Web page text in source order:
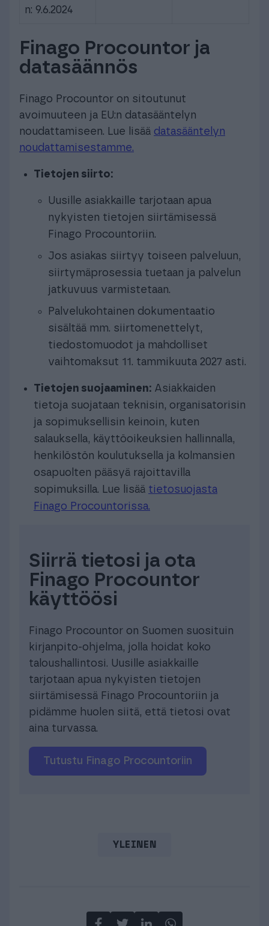
n: 9.6.2024
Finago Procountor ja
datasäännös
Finago Procountor on sitoutunut
avoimuuteen ja EU:n datasääntelyn
noudattamiseen. Lue lisää datasääntelyn
noudattamisestamme.
Tietojen siirto:
Uusille asiakkaille tarjotaan apua
nykyisten tietojen siirtämisessä
Finago Procountoriin.
Jos asiakas siirtyy toiseen palveluun,
siirtymäprosessia tuetaan ja palvelun
jatkuvuus varmistetaan.
Palvelukohtainen dokumentaatio
sisältää mm. siirtomenettelyt,
tiedostomuodot ja mahdolliset
vaihtomaksut 11. tammikuuta 2027 asti.
Tietojen suojaaminen: Asiakkaiden
tietoja suojataan teknisin, organisatorisin
ja sopimuksellisin keinoin, kuten
salauksella, käyttöoikeuksien hallinnalla,
henkilöstön koulutuksella ja kolmansien
osapuolten pääsyä rajoittavilla
sopimuksilla. Lue lisää tietosuojasta
Finago Procountorissa.
Siirrä tietosi ja ota
Finago Procountor
käyttöösi
Finago Procountor on Suomen suosituin
kirjanpito-ohjelma, jolla hoidat koko
taloushallintosi. Uusille asiakkaille
tarjotaan apua nykyisten tietojen
siirtämisessä Finago Procountoriin ja
pidämme huolen siitä, että tietosi ovat
aina turvassa.
Tutustu Finago Procountoriin
YLEINEN